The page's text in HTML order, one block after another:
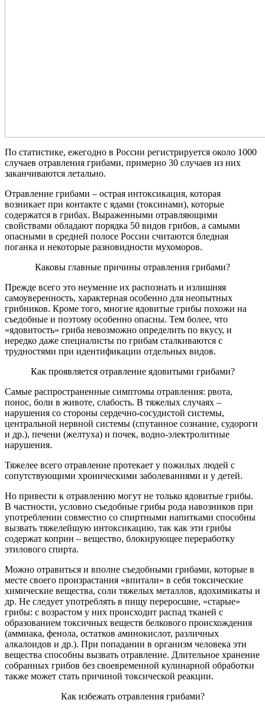
По статистике, ежегодно в России регистрируется около 1000
случаев отравления грибами, примерно 30 случаев из них
заканчиваются летально.
Отравление грибами – острая интоксикация, которая
возникает при контакте с ядами (токсинами), которые
содержатся в грибах. Выраженными отравляющими
свойствами обладают порядка 50 видов грибов, а самыми
опасными в средней полосе России считаются бледная
поганка и некоторые разновидности мухоморов.
Каковы главные причины отравления грибами?
Прежде всего это неумение их распознать и излишняя
самоуверенность, характерная особенно для неопытных
грибников. Кроме того, многие ядовитые грибы похожи на
съедобные и поэтому особенно опасны. Тем более, что
«ядовитость» гриба невозможно определить по вкусу, и
нередко даже специалисты по грибам сталкиваются с
трудностями при идентификации отдельных видов.
Как проявляется отравление ядовитыми грибами?
Самые распространенные симптомы отравления: рвота,
понос, боли в животе, слабость. В тяжелых случаях –
нарушения со стороны сердечно-сосудистой системы,
центральной нервной системы (спутанное сознание, судороги
и др.), печени (желтуха) и почек, водно-электролитные
нарушения.
Тяжелее всего отравление протекает у пожилых людей с
сопутствующими хроническими заболеваниями и у детей.
Но привести к отравлению могут не только ядовитые грибы.
В частности, условно съедобные грибы рода навозников при
употреблении совместно со спиртными напитками способны
вызвать тяжелейшую интоксикацию, так как эти грибы
содержат коприн – вещество, блокирующее переработку
этилового спирта.
Можно отравиться и вполне съедобными грибами, которые в
месте своего произрастания «впитали» в себя токсические
химические вещества, соли тяжелых металлов, ядохимикаты и
др. Не следует употреблять в пищу переросшие, «старые»
грибы: с возрастом у них происходит распад тканей с
образованием токсичных веществ белкового происхождения
(аммиака, фенола, остатков аминокислот, различных
алкалоидов и др.). При попадании в организм человека эти
вещества способны вызвать отравление. Длительное хранение
собранных грибов без своевременной кулинарной обработки
также может стать причиной токсической реакции.
Как избежать отравления грибами?